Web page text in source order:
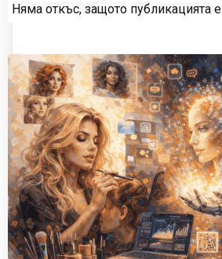
Няма откъс, защото публикацията